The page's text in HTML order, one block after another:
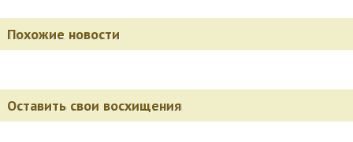
Похожие новости
Оставить свои восхищения